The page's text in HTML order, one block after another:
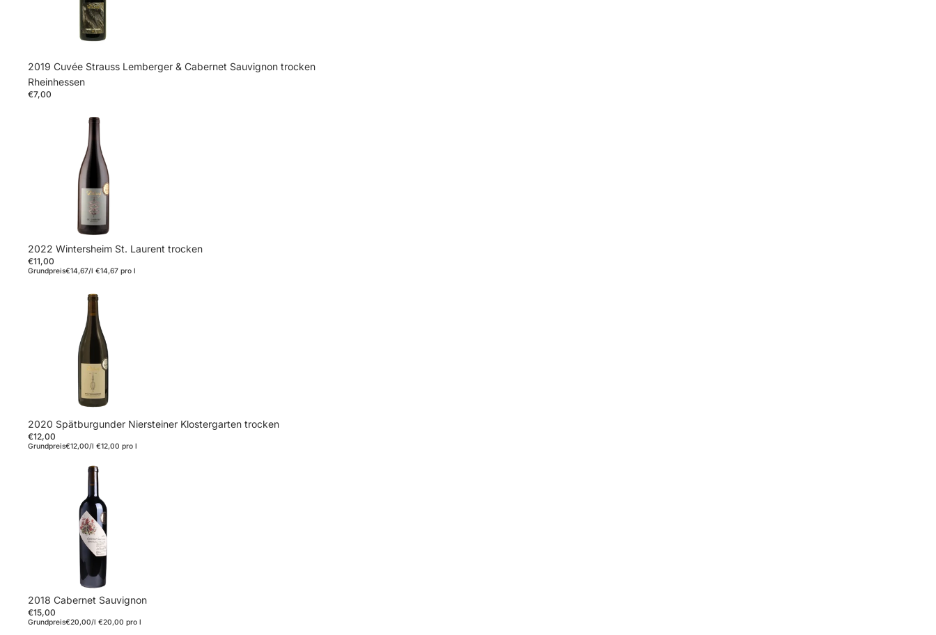
2019 Cuvée Strauss Lemberger & Cabernet Sauvignon trocken
Rheinhessen
€7,00
2022 Wintersheim St. Laurent trocken
€11,00
Grundpreis€14,67/l €14,67 pro l
2020 Spätburgunder Niersteiner Klostergarten trocken
€12,00
Grundpreis€12,00/l €12,00 pro l
2018 Cabernet Sauvignon
€15,00
Grundpreis€20,00/l €20,00 pro l